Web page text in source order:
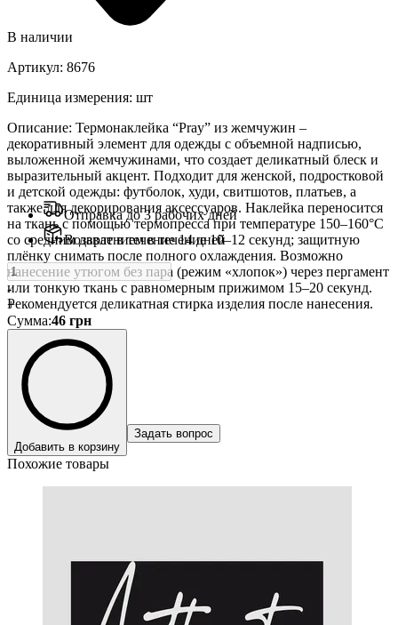
В наличии
Артикул: 8676
Единица измерения: шт
Описание: Термонаклейка “Pray” из жемчужин –
декоративный элемент для одежды с объемной надписью,
выложенной жемчужинами, что создает деликатный блеск и
выразительный акцент. Подходит для женской, подростковой
и детской одежды: футболок, худи, свитшотов, платьев, а
также для декорирования аксессуаров. Наклейка переносится
на ткань с помощью термопресса при температуре 150–160°C
со средним давлением в течение 10–12 секунд; защитную
плёнку снимать после полного охлаждения. Возможно
нанесение утюгом без пара (режим «хлопок») через пергамент
или тонкую ткань с равномерным прижимом 15–20 секунд.
Рекомендуется деликатная стирка изделия после нанесения.
Отправка до 3 рабочих дней
Возврат в течение 14 дней
-
+
Сумма:46 грн
Добавить в корзину
Задать вопрос
Похожие товары